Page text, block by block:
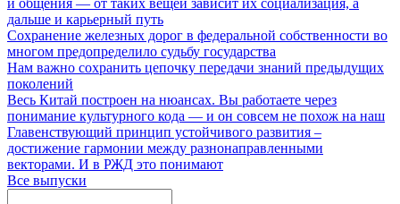
и общения — от таких вещей зависит их социализация, а
дальше и карьерный путь
Сохранение железных дорог в федеральной собственности во
многом предопределило судьбу государства
Нам важно сохранить цепочку передачи знаний предыдущих
поколений
Весь Китай построен на нюансах. Вы работаете через
понимание культурного кода — и он совсем не похож на наш
Главенствующий принцип устойчивого развития –
достижение гармонии между разнонаправленными
векторами. И в РЖД это понимают
Все выпуски